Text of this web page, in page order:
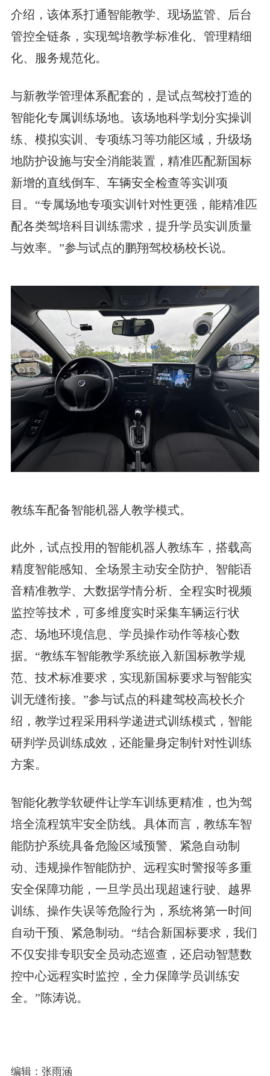
介绍，该体系打通智能教学、现场监管、后台
管控全链条，实现驾培教学标准化、管理精细
化、服务规范化。
与新教学管理体系配套的，是试点驾校打造的
智能化专属训练场地。该场地科学划分实操训
练、模拟实训、专项练习等功能区域，升级场
地防护设施与安全消能装置，精准匹配新国标
新增的直线倒车、车辆安全检查等实训项
目。“专属场地专项实训针对性更强，能精准匹
配各类驾培科目训练需求，提升学员实训质量
与效率。”参与试点的鹏翔驾校杨校长说。
教练车配备智能机器人教学模式。
此外，试点投用的智能机器人教练车，搭载高
精度智能感知、全场景主动安全防护、智能语
音精准教学、大数据学情分析、全程实时视频
监控等技术，可多维度实时采集车辆运行状
态、场地环境信息、学员操作动作等核心数
据。“教练车智能教学系统嵌入新国标教学规
范、技术标准要求，实现新国标要求与智能实
训无缝衔接。”参与试点的科建驾校高校长介
绍，教学过程采用科学递进式训练模式，智能
研判学员训练成效，还能量身定制针对性训练
方案。
智能化教学软硬件让学车训练更精准，也为驾
培全流程筑牢安全防线。具体而言，教练车智
能防护系统具备危险区域预警、紧急自动制
动、违规操作智能防护、远程实时警报等多重
安全保障功能，一旦学员出现超速行驶、越界
训练、操作失误等危险行为，系统将第一时间
自动干预、紧急制动。“结合新国标要求，我们
不仅安排专职安全员动态巡查，还启动智慧数
控中心远程实时监控，全力保障学员训练安
全。”陈涛说。
编辑：张雨涵